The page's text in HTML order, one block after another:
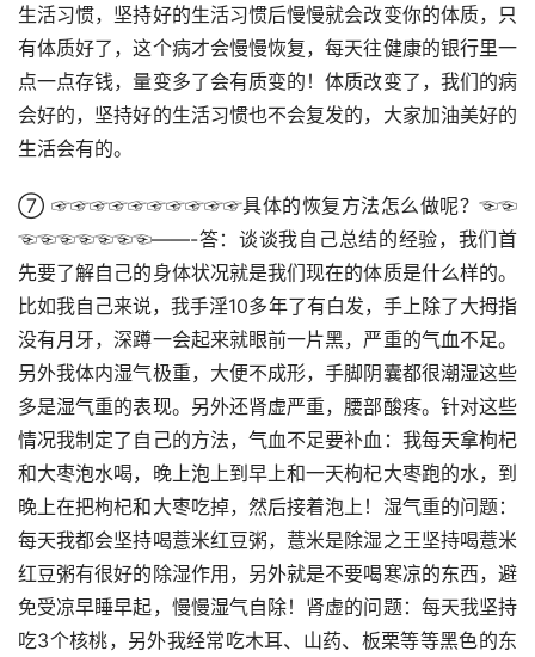
生活习惯，坚持好的生活习惯后慢慢就会改变你的体质，只
有体质好了，这个病才会慢慢恢复，每天往健康的银行里一
点一点存钱，量变多了会有质变的！体质改变了，我们的病
会好的，坚持好的生活习惯也不会复发的，大家加油美好的
生活会有的。
⑦ ☞☞☞☞☞☞☞☞☞☞具体的恢复方法怎么做呢？☜☜
☜☜☜☜☜☜☜——-答：谈谈我自己总结的经验，我们首
先要了解自己的身体状况就是我们现在的体质是什么样的。
比如我自己来说，我手淫10多年了有白发，手上除了大拇指
没有月牙，深蹲一会起来就眼前一片黑，严重的气血不足。
另外我体内湿气极重，大便不成形，手脚阴囊都很潮湿这些
多是湿气重的表现。另外还肾虚严重，腰部酸疼。针对这些
情况我制定了自己的方法，气血不足要补血：我每天拿枸杞
和大枣泡水喝，晚上泡上到早上和一天枸杞大枣跑的水，到
晚上在把枸杞和大枣吃掉，然后接着泡上！湿气重的问题：
每天我都会坚持喝薏米红豆粥，薏米是除湿之王坚持喝薏米
红豆粥有很好的除湿作用，另外就是不要喝寒凉的东西，避
免受凉早睡早起，慢慢湿气自除！肾虚的问题：每天我坚持
吃3个核桃，另外我经常吃木耳、山药、板栗等等黑色的东